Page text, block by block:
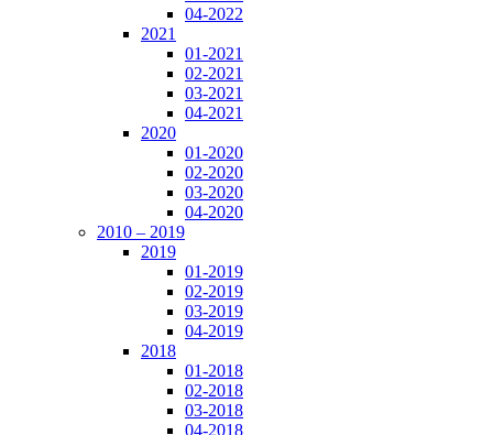
04-2022
2021
01-2021
02-2021
03-2021
04-2021
2020
01-2020
02-2020
03-2020
04-2020
2010 – 2019
2019
01-2019
02-2019
03-2019
04-2019
2018
01-2018
02-2018
03-2018
04-2018